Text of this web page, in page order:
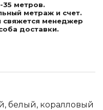
35 метров.
метраж и счет.
свяжется менеджер
доставки.
белый, коралловый